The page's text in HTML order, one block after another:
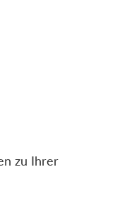
zu Ihrer